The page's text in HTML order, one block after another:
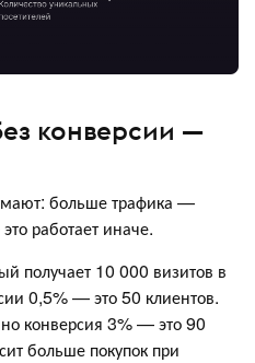
конверсии —
больше трафика —
работает иначе.
получает 10 000 визитов в
0,5% — это 50 клиентов.
конверсия 3% — это 90
больше покупок при